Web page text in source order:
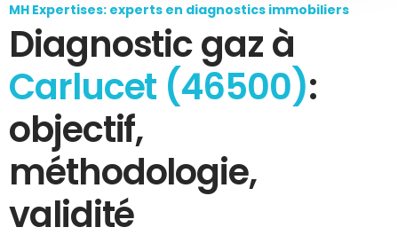
MH Expertises: experts en diagnostics immobiliers
Diagnostic gaz à
Carlucet (46500):
objectif,
méthodologie,
validité